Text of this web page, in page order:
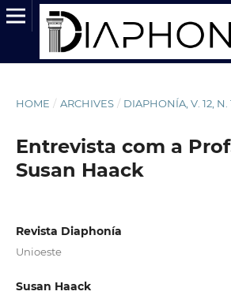
HOME / ARCHIVES / DIAPHONÍA, V. 12, N.
Entrevista com a
Susan Haack
Revista Diaphonía
Unioeste
Susan Haack